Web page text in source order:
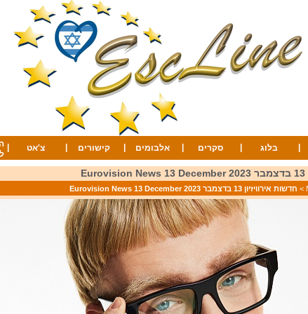
בלוג סקרים אלבומים קישורים צ'אט
> חדשות אירוויזיון 13 בדצמבר 2023 Eurovision News 13 December